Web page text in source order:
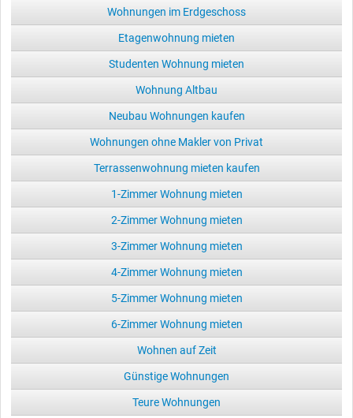
Wohnungen im Erdgeschoss
Etagenwohnung mieten
Studenten Wohnung mieten
Wohnung Altbau
Neubau Wohnungen kaufen
Wohnungen ohne Makler von Privat
Terrassenwohnung mieten kaufen
1-Zimmer Wohnung mieten
2-Zimmer Wohnung mieten
3-Zimmer Wohnung mieten
4-Zimmer Wohnung mieten
5-Zimmer Wohnung mieten
6-Zimmer Wohnung mieten
Wohnen auf Zeit
Günstige Wohnungen
Teure Wohnungen